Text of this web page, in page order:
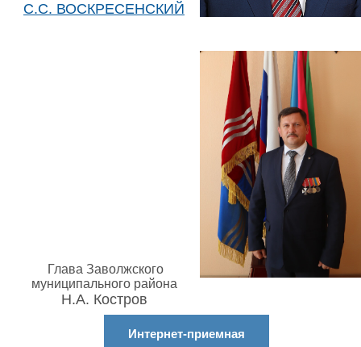
С.С. ВОСКРЕСЕНСКИЙ
Глава Заволжского
муниципального района
Н.А. Костров
Интернет-приемная